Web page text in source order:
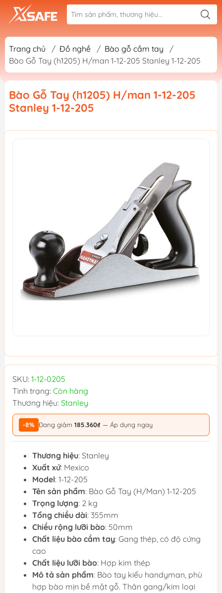
Trang chủ / Đồ nghề / Bào gỗ cầm tay
/
Bào Gỗ Tay (h1205) H/man 1-12-205 Stanley 1-12-205
Bào Gỗ Tay (h1205) H/man 1-12-205
Stanley 1-12-205
SKU: 1-12-0205
Tình trạng: Còn hàng
Thương hiệu: Stanley
-8% Đang giảm 185.360₫ — Áp dụng ngay
Thương hiệu: Stanley
Xuất xứ: Mexico
Model: 1-12-205
Tên sản phẩm: Bào Gỗ Tay (H/Man) 1-12-205
Trọng lượng: 2 kg
Tổng chiều dài: 355mm
Chiều rộng lưỡi bào: 50mm
Chất liệu bào cầm tay: Gang thép, có độ cứng
cao
Chất liệu lưỡi bào: Hợp kim thép
Mô tả sản phẩm: Bào tay kiểu handyman, phù
hợp bào mịn bề mặt gỗ. Thân gang/kim loại